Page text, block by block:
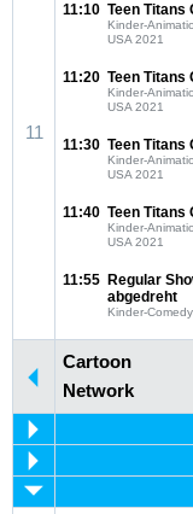
11
11:10 Teen Titans
Kinder-
USA 2021
11:20 Teen Titans
Kinder-
USA 2021
11:30 Teen Titans
Kinder-
USA 2021
11:40 Teen Titans
Kinder-
USA 2021
11:55 Regular
abgedreht
Kinder-
Cartoon
Network